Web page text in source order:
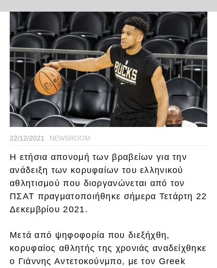
22/12/2021 NEWSROOM
Η ετήσια απονομή των βραβείων για την
ανάδειξη των κορυφαίων του ελληνικού
αθλητισμού που διοργανώνεται από τον
ΠΣΑΤ πραγματοποιήθηκε σήμερα Τετάρτη 22
Δεκεμβρίου 2021.
Μετά από ψηφοφορία που διεξήχθη,
κορυφαίος αθλητής της χρονιάς αναδείχθηκε
ο Γιάννης Αντετοκούνμπο, με τον Greek